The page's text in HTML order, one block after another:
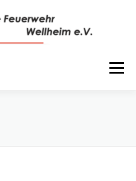
Menü